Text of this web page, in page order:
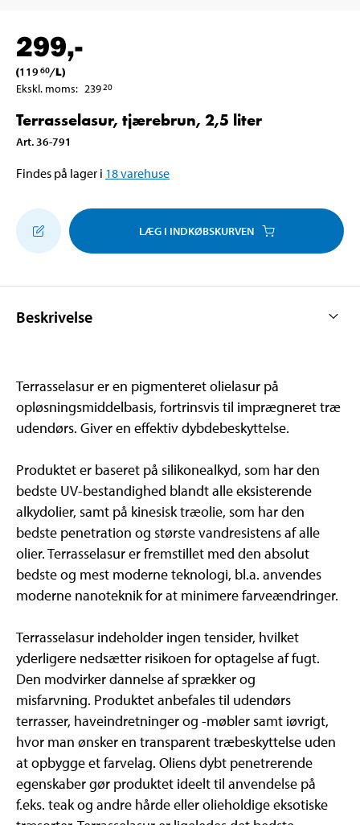
299,-
(119 60/L)
Ekskl. moms: 23920
Terrasselasur, tjærebrun, 2,5 liter
Art. 36-791
Findes på lager i 18varehuse
LÆG I INDKØBSKURVEN
Beskrivelse
Terrasselasur er en pigmenteret olielasur på
opløsningsmiddelbasis, fortrinsvis til imprægneret træ
udendørs. Giver en effektiv dybdebeskyttelse.
Produktet er baseret på silikonealkyd, som har den
bedste UV-bestandighed blandt alle eksisterende
alkydolier, samt på kinesisk træolie, som har den
bedste penetration og største vandresistens af alle
olier. Terrasselasur er fremstillet med den absolut
bedste og mest moderne teknologi, bl.a. anvendes
moderne nanoteknik for at minimere farveændringer.
Terrasselasur indeholder ingen tensider, hvilket
yderligere nedsætter risikoen for optagelse af fugt.
Den modvirker dannelse af sprækker og
misfarvning. Produktet anbefales til udendørs
terrasser, haveindretninger og -møbler samt iøvrigt,
hvor man ønsker en transparent træbeskyttelse uden
at opbygge et farvelag. Oliens dybt penetrerende
egenskaber gør produktet ideelt til anvendelse på
f.eks. teak og andre hårde eller olieholdige eksotiske